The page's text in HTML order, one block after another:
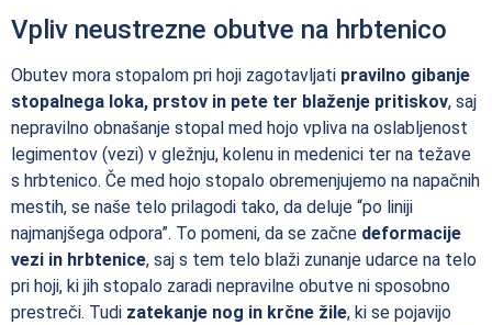
Vpliv neustrezne obutve na hrbtenico
Obutev mora stopalom pri hoji zagotavljati pravilno gibanje
stopalnega loka, prstov in pete ter blaženje pritiskov, saj
nepravilno obnašanje stopal med hojo vpliva na oslabljenost
legimentov (vezi) v gležnju, kolenu in medenici ter na težave
s hrbtenico. Če med hojo stopalo obremenjujemo na napačnih
mestih, se naše telo prilagodi tako, da deluje “po liniji
najmanjšega odpora”. To pomeni, da se začne deformacije
vezi in hrbtenice, saj s tem telo blaži zunanje udarce na telo
pri hoji, ki jih stopalo zaradi nepravilne obutve ni sposobno
prestreči. Tudi zatekanje nog in krčne žile, ki se pojavijo